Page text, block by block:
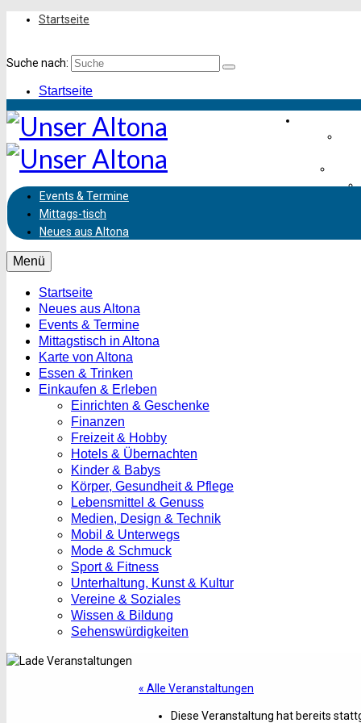
Startseite
Suche nach:
Startseite
Events & Termine
Mittags-tisch
Neues aus Altona
Menü
Startseite
Neues aus Altona
Events & Termine
Mittagstisch in Altona
Karte von Altona
Essen & Trinken
Einkaufen & Erleben
Einrichten & Geschenke
Finanzen
Freizeit & Hobby
Hotels & Übernachten
Kinder & Babys
Körper, Gesundheit & Pflege
Lebensmittel & Genuss
Medien, Design & Technik
Mobil & Unterwegs
Mode & Schmuck
Sport & Fitness
Unterhaltung, Kunst & Kultur
Vereine & Soziales
Wissen & Bildung
Sehenswürdigkeiten
« Alle Veranstaltungen
Diese Veranstaltung hat bereits